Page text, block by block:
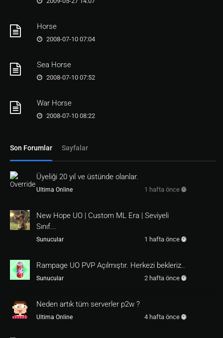
Horse
2008-07-10 07:04
Sea Horse
2008-07-10 07:52
War Horse
2008-07-10 08:22
Son Forumlar Sayfalar
Üyeliği 20 yıl ve üstünde olanlar.
Ultima Online 1 hafta önce
New Hope UO | Custom ML Era | Seviyeli
Sınıf...
Sunucular 1 hafta önce
Rampage UO PVP Açılmıştır. Herkezi bekleriz..
Sunucular 2 hafta önce
Neden artık tüm serverler p2w ?
Ultima Online 4 hafta önce